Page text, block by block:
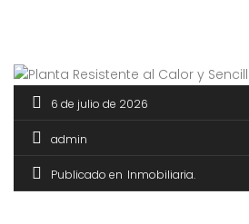
6 de julio de 2026
admin
Publicado en Inmobiliaria